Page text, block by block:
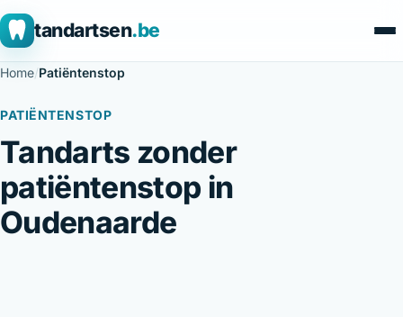
tandartsen.be
Home/Patiëntenstop
PATIËNTENSTOP
Tandarts zonder
patiëntenstop in
Oudenaarde